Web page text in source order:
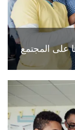
على المجتمع